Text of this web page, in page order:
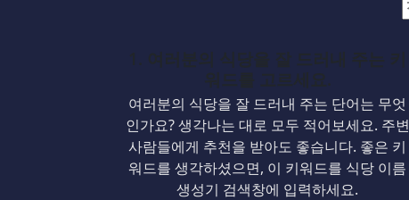
1. 여러분의 식당을 잘 드러내 주는 키
워드를 고르세요.
여러분의 식당을 잘 드러내 주는 단어는 무엇
인가요? 생각나는 대로 모두 적어보세요. 주변
사람들에게 추천을 받아도 좋습니다. 좋은 키
워드를 생각하셨으면, 이 키워드를 식당 이름
생성기 검색창에 입력하세요.